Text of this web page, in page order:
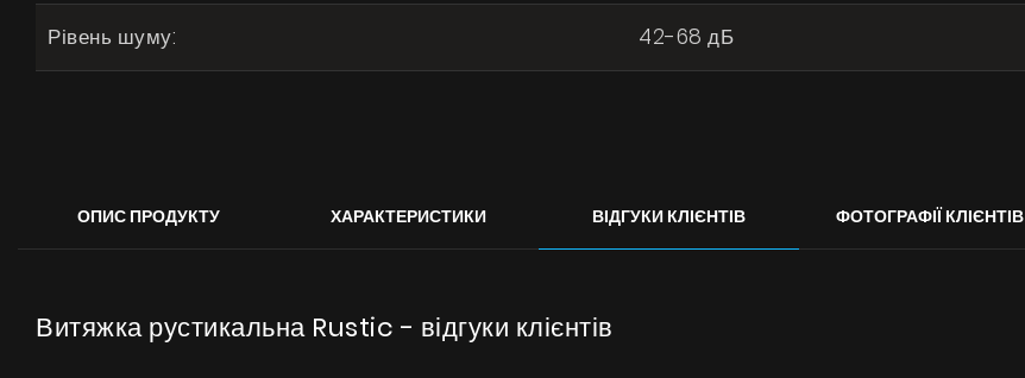
Рівень шуму: 42-68 дБ
ОПИС ПРОДУКТУ ХАРАКТЕРИСТИКИ ВІДГУКИ КЛІЄНТІВ ФОТОГРАФІЇ КЛІЄНТІВ
Витяжка рустикальна Rustic - відгуки клієнтів